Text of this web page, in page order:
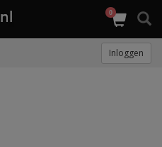
0
Inloggen